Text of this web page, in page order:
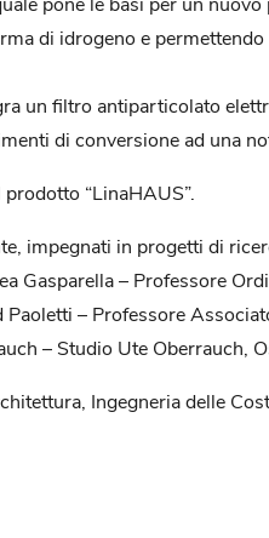
di idrogeno e
un filtro antiparticolato
di conversione ad una
“LinaHAUS”.
impegnati in progetti di
Gasparella – Professore
– Professore
– Studio Ute Oberrauch,
Ingegneria delle